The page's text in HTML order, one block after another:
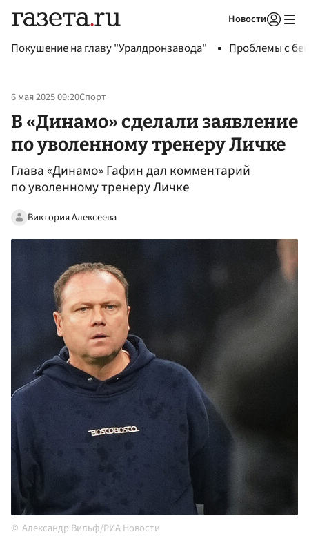
Новости
Покушение на главу "Уралдронзавода" Проблемы с
6 мая 2025 09:20Спорт
В «Динамо» сделали заявление
по уволенному тренеру Личке
Глава «Динамо» Гафин дал комментарий
по уволенному тренеру Личке
Виктория Алексеева
Александр Вильф/РИА Новости